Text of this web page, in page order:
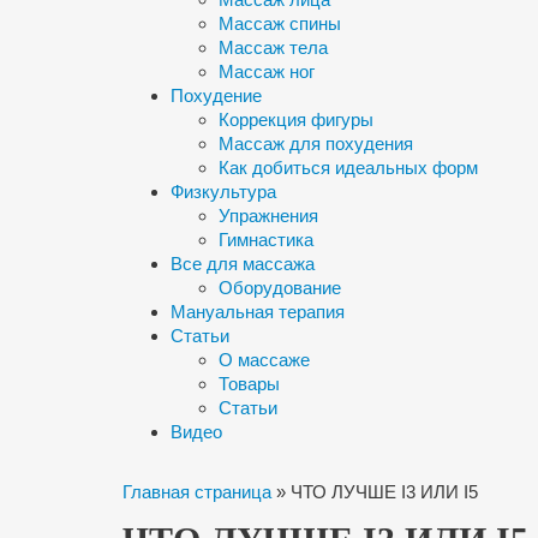
Массаж спины
Массаж тела
Массаж ног
Похудение
Коррекция фигуры
Массаж для похудения
Как добиться идеальных форм
Физкультура
Упражнения
Гимнастика
Все для массажа
Оборудование
Мануальная терапия
Статьи
О массаже
Товары
Статьи
Видео
Главная страница » ЧТО ЛУЧШЕ I3 ИЛИ I5